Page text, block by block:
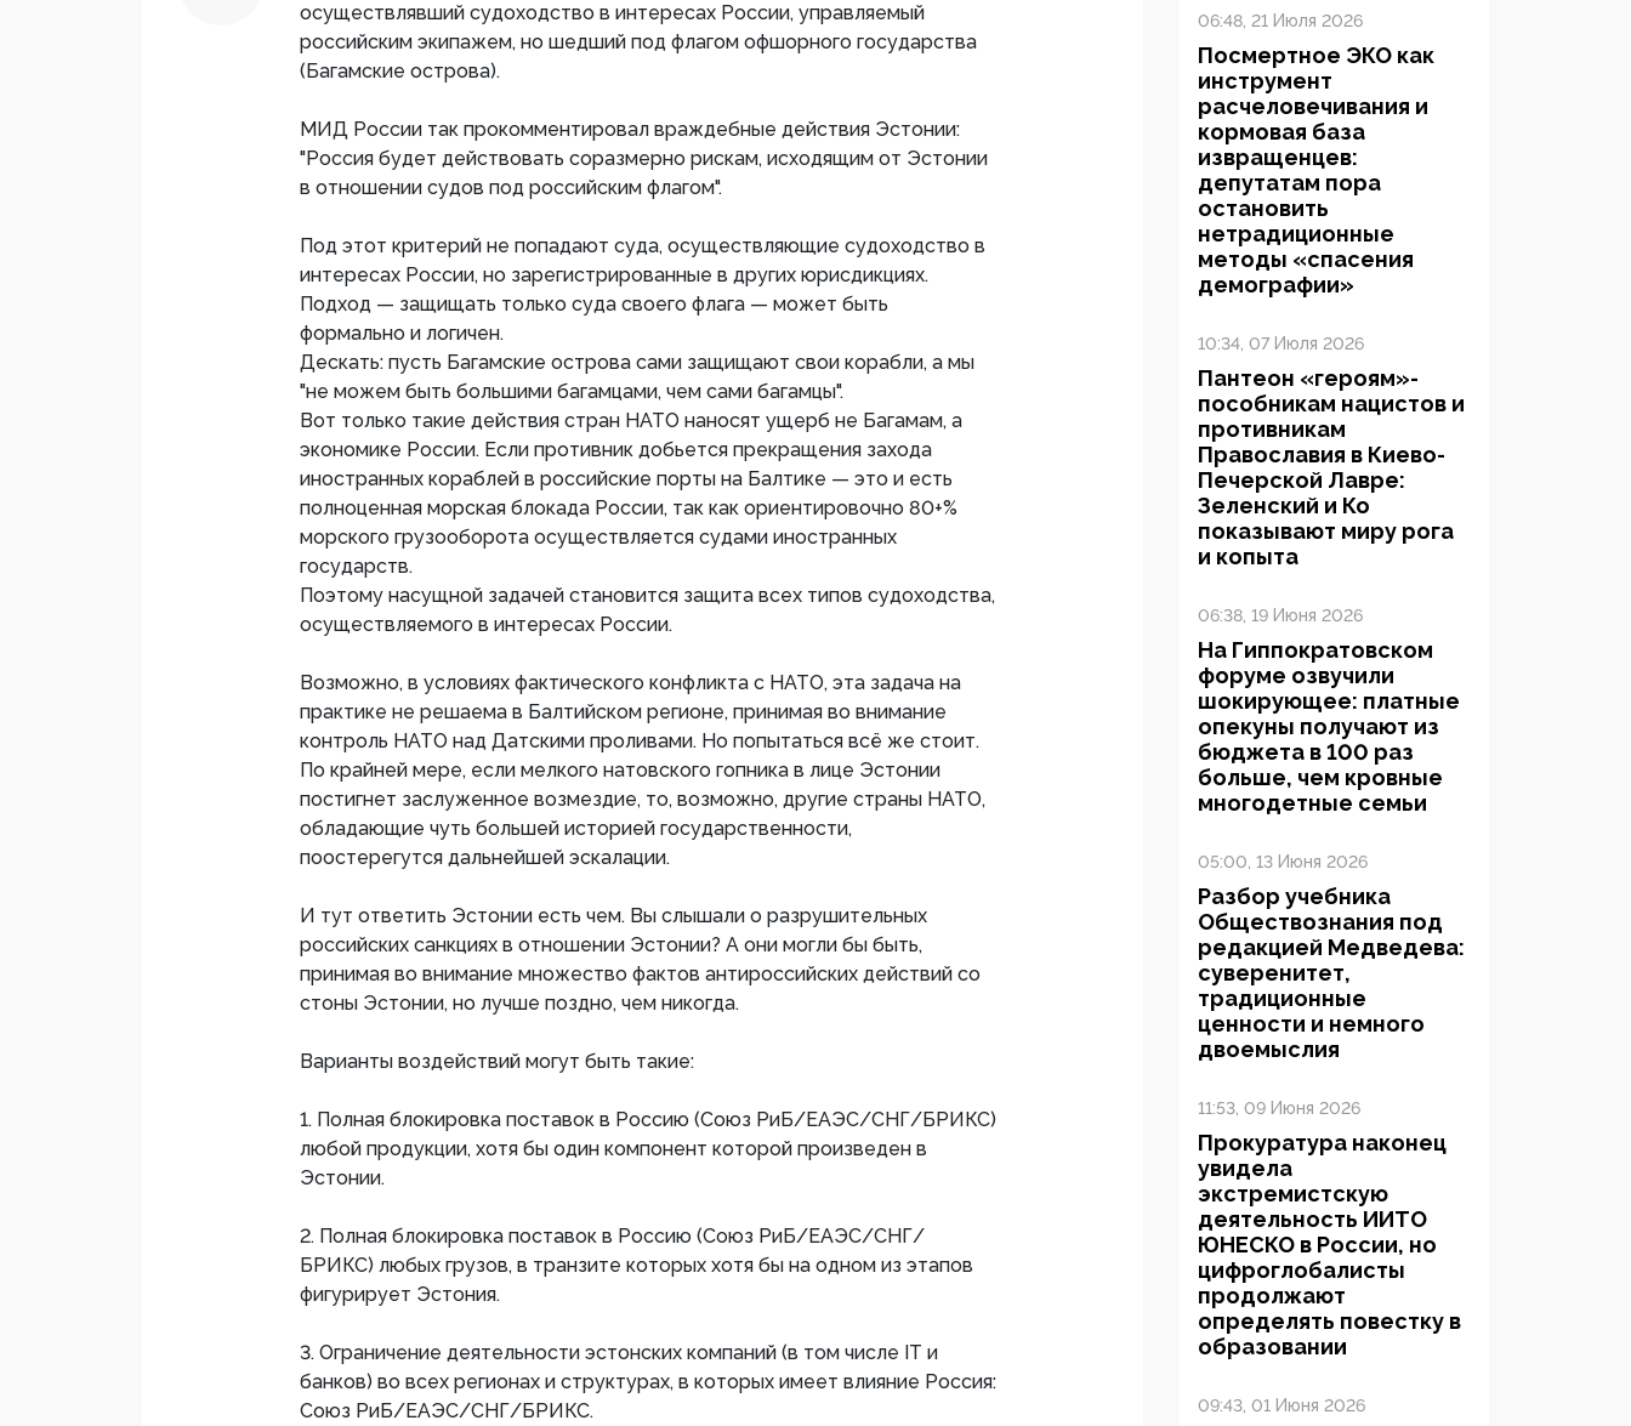
осуществлявший судоходство в интересах России, управляемый
российским экипажем, но шедший под флагом офшорного государства
(Багамские острова).
МИД России так прокомментировал враждебные действия Эстонии:
"Россия будет действовать соразмерно рискам, исходящим от Эстонии
в отношении судов под российским флагом".
Под этот критерий не попадают суда, осуществляющие судоходство в
интересах России, но зарегистрированные в других юрисдикциях.
Подход — защищать только суда своего флага — может быть
формально и логичен.
Дескать: пусть Багамские острова сами защищают свои корабли, а мы
"не можем быть большими багамцами, чем сами багамцы".
Вот только такие действия стран НАТО наносят ущерб не Багамам, а
экономике России. Если противник добьется прекращения захода
иностранных кораблей в российские порты на Балтике — это и есть
полноценная морская блокада России, так как ориентировочно 80+%
морского грузооборота осуществляется судами иностранных
государств.
Поэтому насущной задачей становится защита всех типов судоходства,
осуществляемого в интересах России.
Возможно, в условиях фактического конфликта с НАТО, эта задача на
практике не решаема в Балтийском регионе, принимая во внимание
контроль НАТО над Датскими проливами. Но попытаться всё же стоит.
По крайней мере, если мелкого натовского гопника в лице Эстонии
постигнет заслуженное возмездие, то, возможно, другие страны НАТО,
обладающие чуть большей историей государственности,
поостерегутся дальнейшей эскалации.
И тут ответить Эстонии есть чем. Вы слышали о разрушительных
российских санкциях в отношении Эстонии? А они могли бы быть,
принимая во внимание множество фактов антироссийских действий со
стоны Эстонии, но лучше поздно, чем никогда.
Варианты воздействий могут быть такие:
1. Полная блокировка поставок в Россию (Союз РиБ/ЕАЭС/СНГ/БРИКС)
любой продукции, хотя бы один компонент которой произведен в
Эстонии.
2. Полная блокировка поставок в Россию (Союз РиБ/ЕАЭС/СНГ/
БРИКС) любых грузов, в транзите которых хотя бы на одном из этапов
фигурирует Эстония.
3. Ограничение деятельности эстонских компаний (в том числе IT и
банков) во всех регионах и структурах, в которых имеет влияние Россия:
Союз РиБ/ЕАЭС/СНГ/БРИКС.
06:48, 21 Июля 2026
Посмертное ЭКО как
инструмент
расчеловечивания и
кормовая база
извращенцев:
депутатам пора
остановить
нетрадиционные
методы «спасения
демографии»
10:34, 07 Июля 2026
Пантеон «героям»-
пособникам нацистов и
противникам
Православия в Киево-
Печерской Лавре:
Зеленский и Ко
показывают миру рога
и копыта
06:38, 19 Июня 2026
На Гиппократовском
форуме озвучили
шокирующее: платные
опекуны получают из
бюджета в 100 раз
больше, чем кровные
многодетные семьи
05:00, 13 Июня 2026
Разбор учебника
Обществознания под
редакцией Медведева:
суверенитет,
традиционные
ценности и немного
двоемыслия
11:53, 09 Июня 2026
Прокуратура наконец
увидела
экстремистскую
деятельность ИИТО
ЮНЕСКО в России, но
цифроглобалисты
продолжают
определять повестку в
образовании
09:43, 01 Июня 2026